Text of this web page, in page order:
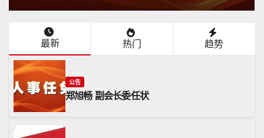
最新 热门 趋势
公告
郑旭畅 副会长委任状